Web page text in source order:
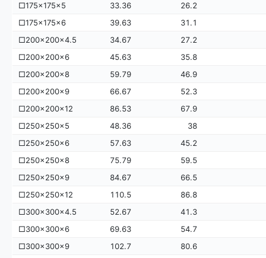
□175×175×5
33.36
26.2
□175×175×6
39.63
31.1
□200×200×4.5
34.67
27.2
□200×200×6
45.63
35.8
□200×200×8
59.79
46.9
□200×200×9
66.67
52.3
□200×200×12
86.53
67.9
□250×250×5
48.36
38
□250×250×6
57.63
45.2
□250×250×8
75.79
59.5
□250×250×9
84.67
66.5
□250×250×12
110.5
86.8
□300×300×4.5
52.67
41.3
□300×300×6
69.63
54.7
□300×300×9
102.7
80.6